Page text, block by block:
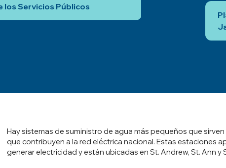
los Servicios Públicos
Hay sistemas de suministro de agua más pequeños que
que contribuyen a la red eléctrica nacional. Estas estaciones
generar electricidad y están ubicadas en St. Andrew, St. Ann y